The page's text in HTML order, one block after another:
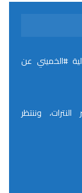
#الخميني عن
وننتظر